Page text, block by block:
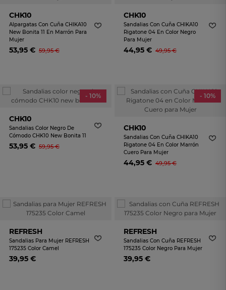
CHK10
Alpargatas Con Cuña CHIKA10
New Bonita 11 En Marrón Para
Mujer
53,95 € 59,95 €
CHK10
Sandalias Con Cuña CHIKA10
Rigatone 04 En Color Negro
Para Mujer
44,95 € 49,95 €
- 10%
CHK10
Sandalias Color Negro De
Cómodo CHK10 New Bonita 11
53,95 € 59,95 €
- 10%
CHK10
Sandalias Con Cuña CHIKA10
Rigatone 04 En Color Marrón
Cuero Para Mujer
44,95 € 49,95 €
REFRESH
Sandalias Para Mujer REFRESH
175235 Color Camel
39,95 €
REFRESH
Sandalias Con Cuña REFRESH
175235 Color Negro Para Mujer
39,95 €